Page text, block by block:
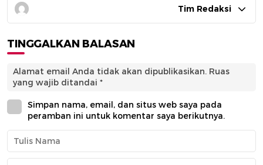
Tim Redaksi
TINGGALKAN BALASAN
Alamat email Anda tidak akan dipublikasikan. Ruas
yang wajib ditandai *
Simpan nama, email, dan situs web saya pada
peramban ini untuk komentar saya berikutnya.